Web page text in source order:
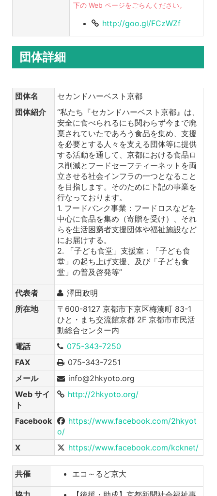
下の Web ページをごらんください。
http://goo.gl/FCzWZf
団体詳細
団体名
セカンドハーベスト京都
団体紹介
“私たち『セカンドハーベスト京都』は、
安全に食べられるにも関わらず今まで廃
棄されていたであろう食品を集め、支援
を必要とする人々を支える団体等に提供
する活動を通して、京都における食品ロ
ス削減とフードセーフティーネットを両
立させる社会インフラの一つとなること
を目指します。そのために下記の事業を
行なっております。
1. フードバンク事業：フードロスなどを
中心に食品を集め（寄贈を受け）、それ
らを生活困窮者支援団体や福祉施設など
にお届けする。
2. 「子ども食堂」支援室：「子ども食
堂」の起ち上げ支援、及び「子ども食
堂」の普及啓発等”
代表者
澤田政明
所在地
〒600-8127 京都市下京区梅湊町 83-1
ひと・まち交流館京都 2F 京都市市民活
動総合センター内
電話
075-343-7250
FAX
075-343-7251
メール
info@2hkyoto.org
Web サイ
ト
http://2hkyoto.org/
Facebook
https://www.facebook.com/2hkyot
o/
X
https://www.facebook.com/kcknet/
共催 エコ～るど京大